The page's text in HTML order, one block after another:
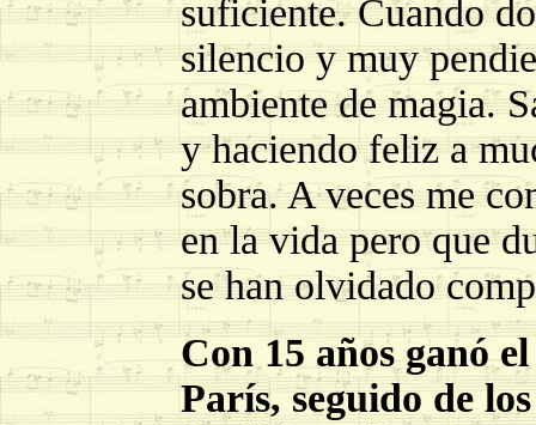
suficiente. Cuando
silencio y muy
ambiente de magia.
y haciendo feliz a
sobra. A veces me
en la vida pero que
se han olvidado
Con 15 años ganó
París, seguido de